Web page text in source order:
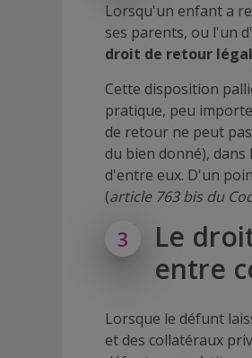
Lorsqu'un enfant a
ses parents, ou l'un
droit de retour légal
Cette disposition
pratique, peu
de retour ne peut
du bien donné),
d'entre eux. D'un
(article 763 bis du
3
Le
entre
Lorsque le défunt
et des collatéraux